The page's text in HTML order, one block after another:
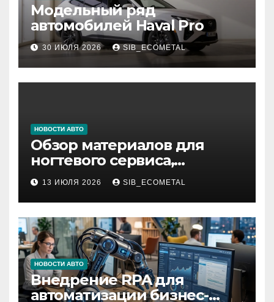
Модельный ряд
автомобилей Haval Pro
30 ИЮЛЯ 2026 SIB_ECOMETAL
НОВОСТИ АВТО
Обзор материалов для
ногтевого сервиса,
наращивания ресниц и
депиляции
13 ИЮЛЯ 2026 SIB_ECOMETAL
НОВОСТИ АВТО
Внедрение RPA для
автоматизации бизнес-